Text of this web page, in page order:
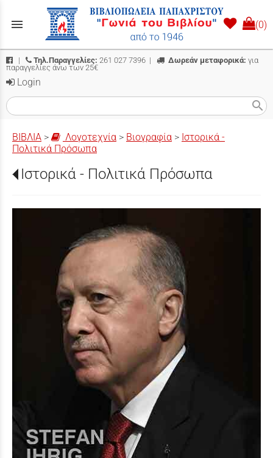
menu (0)
| Τηλ.Παραγγελίες: 261 027 7396 | Δωρεάν μεταφορικά: για
παραγγελίες άνω των 25€
Login
search
ΒΙΒΛΙΑ > Λογοτεχνία > Βιογραφία > Ιστορικά -
Πολιτικά Πρόσωπα
Ιστορικά - Πολιτικά Πρόσωπα